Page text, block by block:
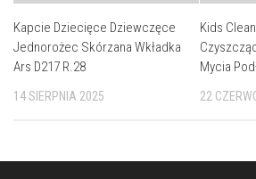
Kapcie Dziecięce Dziewczęce
Jednorożec Skórzana Wkładka
Ars D217 R.28
14 SIERPNIA 2025
Kids
Mycia
22